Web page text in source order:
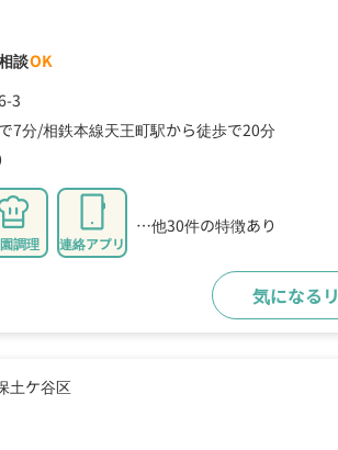
談OK
3
7分 相鉄本線天王町駅から徒歩で20分
調理 連絡アプリ
…他30件の特徴あり
気になる
土ケ谷区